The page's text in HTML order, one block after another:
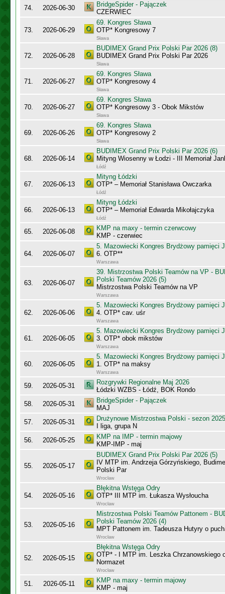
74.
2026-06-30
BridgeSpider - Pajączek
CZERWIEC
73. 2026-06-29
69. Kongres Sława
OTP* Kongresowy 7
Sława
72. 2026-06-28
BUDIMEX Grand Prix Polski Par 2026 (8)
BUDIMEX Grand Prix Polski Par 2026
Sława
71. 2026-06-27
69. Kongres Sława
OTP* Kongresowy 4
Sława
70. 2026-06-27
69. Kongres Sława
OTP* Kongresowy 3 - Obok Mikstów
Sława
69. 2026-06-26
69. Kongres Sława
OTP* Kongresowy 2
Sława
68. 2026-06-14
BUDIMEX Grand Prix Polski Par 2026 (6)
Mityng Wiosenny w Łodzi - III Memoriał
Łódź
67. 2026-06-13
Mityng Łódzki
OTP* – Memoriał Stanisława Owczarka
Łódź
66. 2026-06-13
Mityng Łódzki
OTP* – Memoriał Edwarda Mikołajczyka
Łódź
65. 2026-06-08
KMP na maxy - termin czerwcowy
KMP - czerwiec
64. 2026-06-07
5. Mazowiecki Kongres Brydżowy pamięci
6. OTP**
Warszawa
63. 2026-06-07
39. Mistrzostwa Polski Teamów na VP -
Polski Teamów 2026 (5)
Mistrzostwa Polski Teamów na VP
Warszawa
62. 2026-06-06
5. Mazowiecki Kongres Brydżowy pamięci
4. OTP* cav. uśr
Warszawa
61. 2026-06-05
5. Mazowiecki Kongres Brydżowy pamięci
3. OTP* obok mikstów
Warszawa
60. 2026-06-05
5. Mazowiecki Kongres Brydżowy pamięci
1. OTP* na maksy
Warszawa
59. 2026-05-31
Rozgrywki Regionalne Maj 2026
Łódzki WZBS - Łódź, BOK Rondo
58.
2026-05-31
BridgeSpider - Pajączek
MAJ
57.
2026-05-31
Drużynowe Mistrzostwa Polski - sezon
I liga, grupa N
56.
2026-05-25
KMP na IMP - termin majowy
KMP-IMP - maj
55. 2026-05-17
BUDIMEX Grand Prix Polski Par 2026 (5)
IV MTP im. Andrzeja Górzyńskiego,
Polski Par
Wrocław
54. 2026-05-16
Błękitna Wstęga Odry
OTP* III MTP im. Łukasza Wysłoucha
Wrocław
53. 2026-05-16
Mistrzostwa Polski Teamów Pattonem -
Polski Teamów 2026 (4)
MPT Pattonem im. Tadeusza Hutyry o
Wrocław
52. 2026-05-15
Błękitna Wstęga Odry
OTP* - I MTP im. Leszka Chrzanowskiego
Normazet
Wrocław
51. 2026-05-11
KMP na maxy - termin majowy
KMP - maj